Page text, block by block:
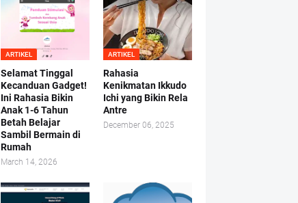
ARTIKEL
Selamat Tinggal
Kecanduan Gadget!
Ini Rahasia Bikin
Anak 1-6 Tahun
Betah Belajar
Sambil Bermain di
Rumah
March 14, 2026
ARTIKEL
Rahasia
Kenikmatan Ikkudo
Ichi yang Bikin Rela
Antre
December 06, 2025